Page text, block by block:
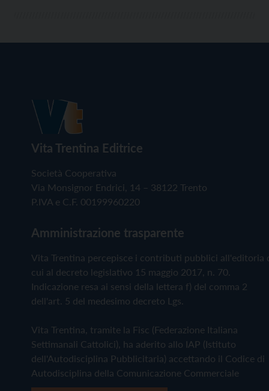
Vita Trentina Editrice
Società Cooperativa
Via Monsignor Endrici, 14 – 38122 Trento
P.IVA e C.F. 00199960220
Amministrazione trasparente
Vita Trentina percepisce i contributi pubblici all'editoria
cui al decreto legislativo 15 maggio 2017, n. 70.
Indicazione resa ai sensi della lettera f) del comma 2
dell'art. 5 del medesimo decreto Lgs.
Vita Trentina, tramite la Fisc (Federazione Italiana
Settimanali Cattolici), ha aderito allo IAP (Istituto
dell'Autodisciplina Pubblicitaria) accettando il Codice di
Autodisciplina della Comunicazione Commerciale